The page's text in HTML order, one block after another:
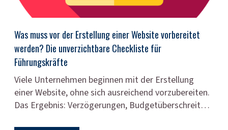
Was muss vor der Erstellung einer Website vorbereitet
werden? Die unverzichtbare Checkliste für
Führungskräfte
Viele Unternehmen beginnen mit der Erstellung
einer Website, ohne sich ausreichend vorzubereiten.
Das Ergebnis: Verzögerungen, Budgetüberschreit…